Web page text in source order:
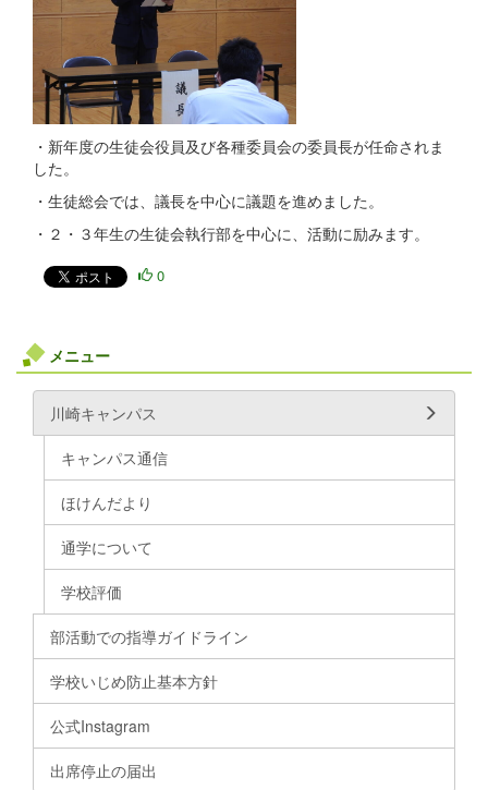
・新年度の生徒会役員及び各種委員会の委員長が任命されま
した。
・生徒総会では、議長を中心に議題を進めました。
・２・３年生の生徒会執行部を中心に、活動に励みます。
0
メニュー
川崎キャンパス
キャンパス通信
ほけんだより
通学について
学校評価
部活動での指導ガイドライン
学校いじめ防止基本方針
公式Instagram
出席停止の届出